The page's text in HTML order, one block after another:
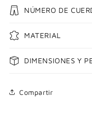
NÚMERO DE
MATERIAL
DIMENSIONES Y
Compartir